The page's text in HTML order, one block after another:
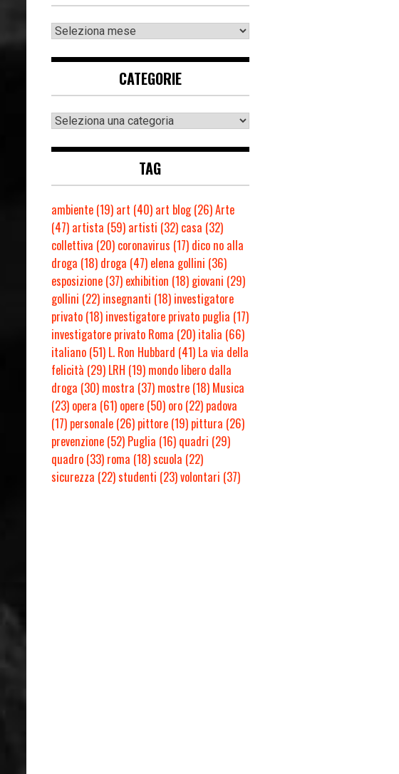
CATEGORIE
TAG
ambiente (19) art (40) art blog(26)Arte
(47) artista (59) artisti (32) casa (32)
collettiva (20) coronavirus (17) dico no alla
droga (18) droga (47) elena gollini (36)
esposizione (37) exhibition (18) giovani (29)
gollini (22) insegnanti (18) investigatore
privato (18) investigatore privato puglia (17)
investigatore privato Roma (20) italia (66)
italiano (51) L. Ron Hubbard (41) La via della
felicità (29) LRH (19) mondo libero dalla
droga (30) mostra (37) mostre (18) Musica
(23) opera (61) opere (50) oro (22) padova
(17) personale (26) pittore (19) pittura (26)
prevenzione (52) Puglia (16) quadri (29)
quadro (33) roma (18)scuola (22)
sicurezza (22)studenti (23)volontari (37)